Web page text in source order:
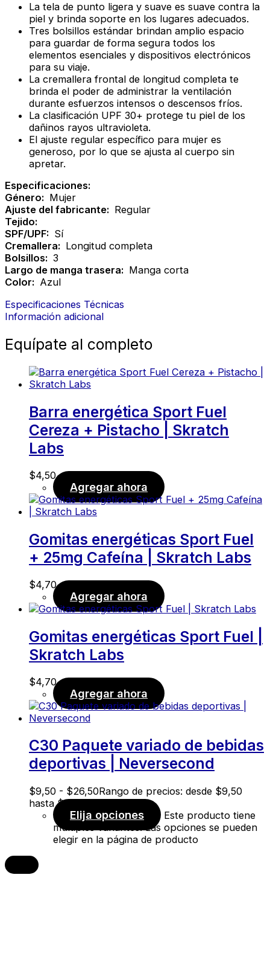
La tela de punto ligera y suave es suave contra la
piel y brinda soporte en los lugares adecuados.
Tres bolsillos estándar brindan amplio espacio
para guardar de forma segura todos los
elementos esenciales y dispositivos electrónicos
para su viaje.
La cremallera frontal de longitud completa te
brinda el poder de administrar la ventilación
durante esfuerzos intensos o descensos fríos.
La clasificación UPF 30+ protege tu piel de los
dañinos rayos ultravioleta.
El ajuste regular específico para mujer es
generoso, por lo que se ajusta al cuerpo sin
apretar.
Especificaciones:
Género: Mujer
Ajuste del fabricante: Regular
Tejido:
SPF/UPF: Sí
Cremallera: Longitud completa
Bolsillos: 3
Largo de manga trasera: Manga corta
Color: Azul
Especificaciones Técnicas
Información adicional
Equípate al completo
Barra energética Sport Fuel
Cereza + Pistacho | Skratch
Labs
$4,50
Agregar ahora
Gomitas energéticas Sport Fuel
+ 25mg Cafeína | Skratch Labs
$4,70
Agregar ahora
Gomitas energéticas Sport Fuel |
Skratch Labs
$4,70
Agregar ahora
C30 Paquete variado de bebidas
deportivas | Neversecond
$9,50 - $26,50Rango de precios: desde $9,50
hasta $26,50
Elija opciones
Este producto tiene
múltiples variantes. Las opciones se pueden
elegir en la página de producto